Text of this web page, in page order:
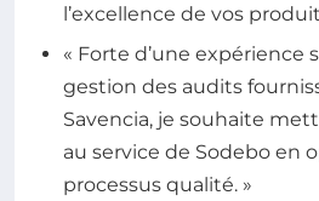
l’excellence de vos
« Forte d’une expérience
gestion des audits
Savencia, je souhaite
au service de Sodebo en
processus qualité. »